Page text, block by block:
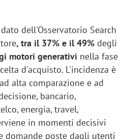
dell'Osservatorio Search
, tra il 37% e il 49% degli
motori generativi nella fase
d'acquisto. L'incidenza è
alta comparazione e ad
bancario,
energia, travel,
in momenti decisivi
domande poste dagli utenti